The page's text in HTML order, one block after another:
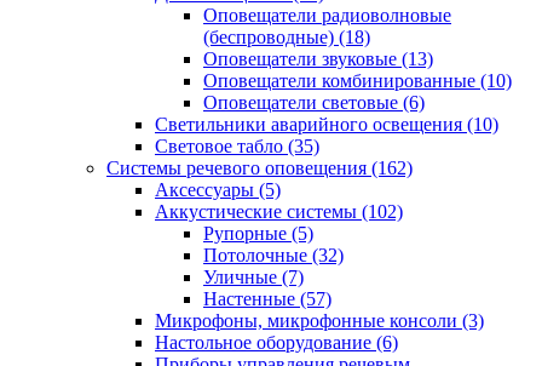
Оповещатели радиоволновые
(беспроводные) (18)
Оповещатели звуковые (13)
Оповещатели комбинированные (10)
Оповещатели световые (6)
Светильники аварийного освещения (10)
Световое табло (35)
Системы речевого оповещения (162)
Аксессуары (5)
Аккустические системы (102)
Рупорные (5)
Потолочные (32)
Уличные (7)
Настенные (57)
Микрофоны, микрофонные консоли (3)
Настольное оборудование (6)